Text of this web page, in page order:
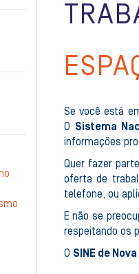
Se você está
O Sistema
informações
Quer fazer
oferta de
telefone, ou
E não se
respeitando os
O SINE de